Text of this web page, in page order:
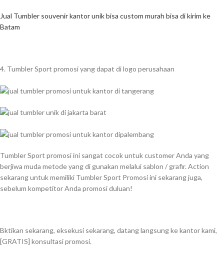
Jual Tumbler souvenir kantor unik bisa custom murah bisa di kirim ke
Batam
4. Tumbler Sport promosi yang dapat di logo perusahaan
Tumbler Sport promosi ini sangat cocok untuk customer Anda yang
berjiwa muda metode yang di gunakan melalui sablon / grafir. Action
sekarang untuk memiliki Tumbler Sport Promosi ini sekarang juga,
sebelum kompetitor Anda promosi duluan!
Bktikan sekarang, eksekusi sekarang, datang langsung ke kantor kami,
[GRATIS] konsultasi promosi.